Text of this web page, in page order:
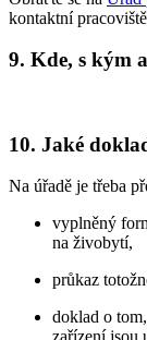
kontaktní
9. Kde, s kým
10. Jaké
Na úřadě je třeba
vyplněný
na živobytí,
průkaz
doklad o